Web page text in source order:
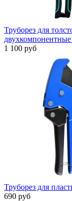
Труборез для
1 100 руб
Труборез для
690 руб